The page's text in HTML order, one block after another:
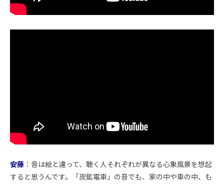
安藤 ：音は絵と違って、聴く人それぞれが異なる心象風景を想起
すると思うんです。「炭鉱電車」の音でも、家の中や車の中、も